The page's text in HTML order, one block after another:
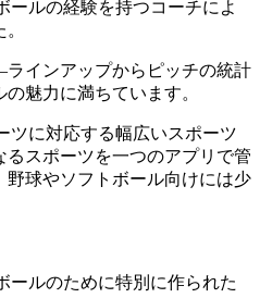
ールの経験を持つコーチによ
インアップからピッチの統計
魅力に満ちています。
ツに対応する幅広いスポーツ
スポーツを一つのアプリで管
球やソフトボール向けには少
ールのために特別に作られた